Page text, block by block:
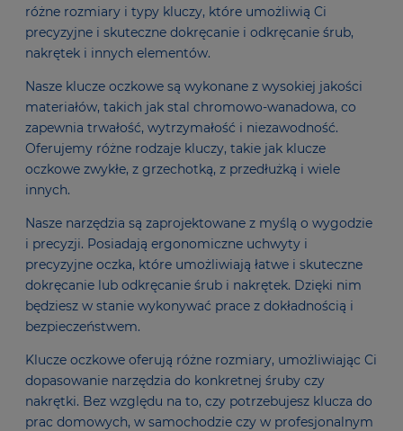
różne rozmiary i typy kluczy, które umożliwią Ci
precyzyjne i skuteczne dokręcanie i odkręcanie śrub,
nakrętek i innych elementów.
Nasze klucze oczkowe są wykonane z wysokiej jakości
materiałów, takich jak stal chromowo-wanadowa, co
zapewnia trwałość, wytrzymałość i niezawodność.
Oferujemy różne rodzaje kluczy, takie jak klucze
oczkowe zwykłe, z grzechotką, z przedłużką i wiele
innych.
Nasze narzędzia są zaprojektowane z myślą o wygodzie
i precyzji. Posiadają ergonomiczne uchwyty i
precyzyjne oczka, które umożliwiają łatwe i skuteczne
dokręcanie lub odkręcanie śrub i nakrętek. Dzięki nim
będziesz w stanie wykonywać prace z dokładnością i
bezpieczeństwem.
Klucze oczkowe oferują różne rozmiary, umożliwiając Ci
dopasowanie narzędzia do konkretnej śruby czy
nakrętki. Bez względu na to, czy potrzebujesz klucza do
prac domowych, w samochodzie czy w profesjonalnym